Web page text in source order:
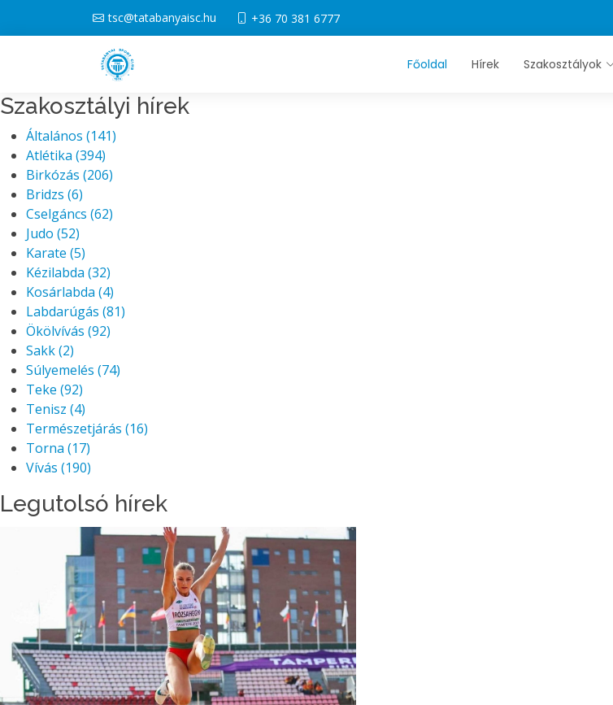
tsc@tatabanyaisc.hu +36 70 381 6777
Főoldal Hírek Szakosztályok
Szakosztályi hírek
Általános (141)
Atlétika (394)
Birkózás (206)
Bridzs (6)
Cselgáncs (62)
Judo (52)
Karate (5)
Kézilabda (32)
Kosárlabda (4)
Labdarúgás (81)
Ökölvívás (92)
Sakk(2)
Súlyemelés (74)
Teke (92)
Tenisz (4)
Természetjárás (16)
Torna (17)
Vívás (190)
Legutolsó hírek